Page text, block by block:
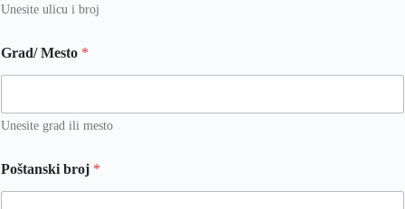
Unesite ulicu i broj
Grad/ Mesto *
Unesite grad ili mesto
Poštanski broj *